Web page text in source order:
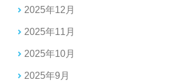
2025年12月
2025年11月
2025年10月
2025年9月